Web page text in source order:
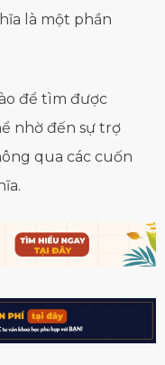
là một phần
để tìm được
nhờ đến sự trợ
qua các cuốn